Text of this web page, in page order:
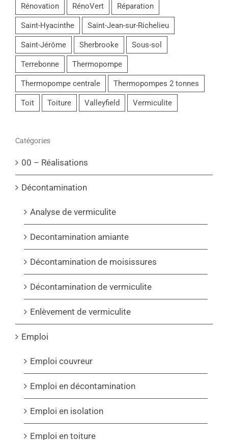
Rénovation RénoVert Réparation
Saint-Hyacinthe Saint-Jean-sur-Richelieu
Saint-Jérôme Sherbrooke Sous-sol
Terrebonne Thermopompe
Thermopompe centrale Thermopompes 2 tonnes
Toit Toiture Valleyfield Vermiculite
Catégories
00 – Réalisations
Décontamination
Analyse de vermiculite
Decontamination amiante
Décontamination de moisissures
Décontamination de vermiculite
Enlèvement de vermiculite
Emploi
Emploi couvreur
Emploi en décontamination
Emploi en isolation
Emploi en toiture